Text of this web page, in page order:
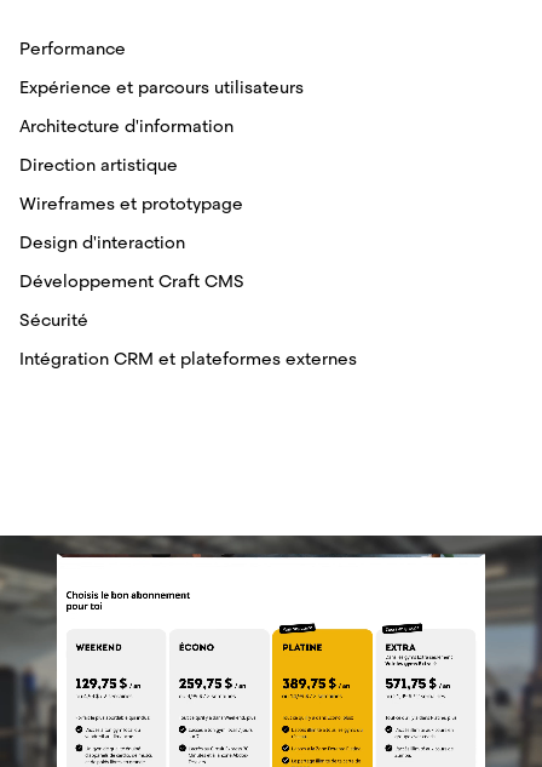
Performance
Expérience et parcours utilisateurs
Architecture d'information
Direction artistique
Wireframes et prototypage
Design d'interaction
Développement Craft CMS
Sécurité
Intégration CRM et plateformes externes